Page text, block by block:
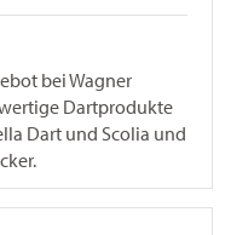
bei Wagner
Dartprodukte
Dart und Scolia und